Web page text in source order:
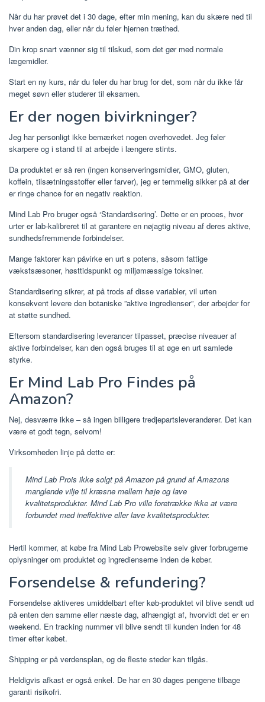
Når du har prøvet det i 30 dage, efter min mening, kan du skære ned til
hver anden dag, eller når du føler hjernen træthed.
Din krop snart vænner sig til tilskud, som det gør med normale
lægemidler.
Start en ny kurs, når du føler du har brug for det, som når du ikke får
meget søvn eller studerer til eksamen.
Er der nogen bivirkninger?
Jeg har personligt ikke bemærket nogen overhovedet. Jeg føler
skarpere og i stand til at arbejde i længere stints.
Da produktet er så ren (ingen konserveringsmidler, GMO, gluten,
koffein, tilsætningsstoffer eller farver), jeg er temmelig sikker på at der
er ringe chance for en negativ reaktion.
Mind Lab Pro bruger også ‘Standardisering’. Dette er en proces, hvor
urter er lab-kalibreret til at garantere en nøjagtig niveau af deres aktive,
sundhedsfremmende forbindelser.
Mange faktorer kan påvirke en urt s potens, såsom fattige
vækstsæsoner, høsttidspunkt og miljømæssige toksiner.
Standardisering sikrer, at på trods af disse variabler, vil urten
konsekvent levere den botaniske ”aktive ingredienser”, der arbejder for
at støtte sundhed.
Eftersom standardisering leverancer tilpasset, præcise niveauer af
aktive forbindelser, kan den også bruges til at øge en urt samlede
styrke.
Er Mind Lab Pro Findes på
Amazon?
Nej, desværre ikke – så ingen billigere tredjepartsleverandører. Det kan
være et godt tegn, selvom!
Virksomheden linje på dette er:
Mind Lab Prois ikke solgt på Amazon på grund af Amazons
manglende vilje til kræsne mellem høje og lave
kvalitetsprodukter. Mind Lab Pro ville foretrække ikke at være
forbundet med ineffektive eller lave kvalitetsprodukter.
Hertil kommer, at købe fra Mind Lab Prowebsite selv giver forbrugerne
oplysninger om produktet og ingredienserne inden de køber.
Forsendelse & refundering?
Forsendelse aktiveres umiddelbart efter køb-produktet vil blive sendt ud
på enten den samme eller næste dag, afhængigt af, hvorvidt det er en
weekend. En tracking nummer vil blive sendt til kunden inden for 48
timer efter købet.
Shipping er på verdensplan, og de fleste steder kan tilgås.
Heldigvis afkast er også enkel. De har en 30 dages pengene tilbage
garanti risikofri.